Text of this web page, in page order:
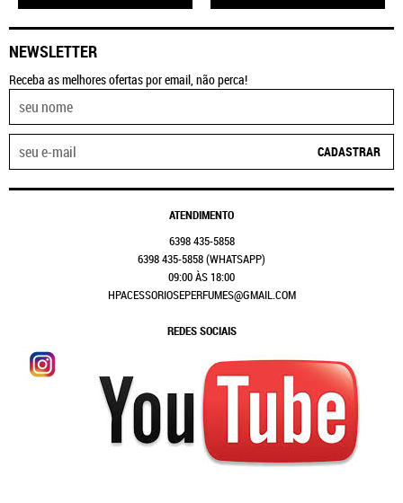
NEWSLETTER
Receba as melhores ofertas por email, não perca!
CADASTRAR
ATENDIMENTO
6398435-5858
6398435-5858(WHATSAPP)
09:00 ÀS 18:00
HPACESSORIOSEPERFUMES@GMAIL.COM
REDES SOCIAIS